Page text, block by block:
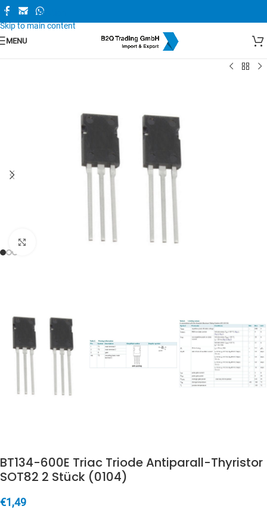
Skip to navigation
Skip to main content
MENU
Zum Vergrößern anklicken
BT134-600E Triac Triode Antiparall-Thyristor
SOT82 2 Stück (0104)
€1,49